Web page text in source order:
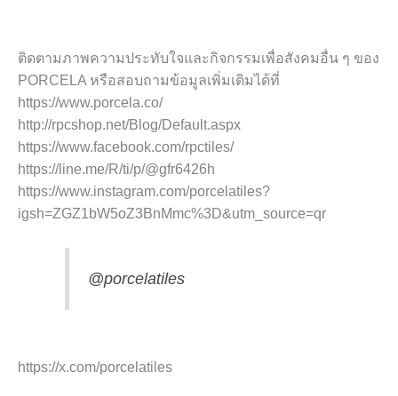
ติดตามภาพความประทับใจและกิจกรรมเพื่อสังคมอื่น ๆ ของ
PORCELA หรือสอบถามข้อมูลเพิ่มเติมได้ที่
https://www.porcela.co/
http://rpcshop.net/Blog/Default.aspx
https://www.facebook.com/rpctiles/
https://line.me/R/ti/p/@gfr6426h
https://www.instagram.com/porcelatiles?
igsh=ZGZ1bW5oZ3BnMmc%3D&utm_source=qr
@porcelatiles
https://x.com/porcelatiles